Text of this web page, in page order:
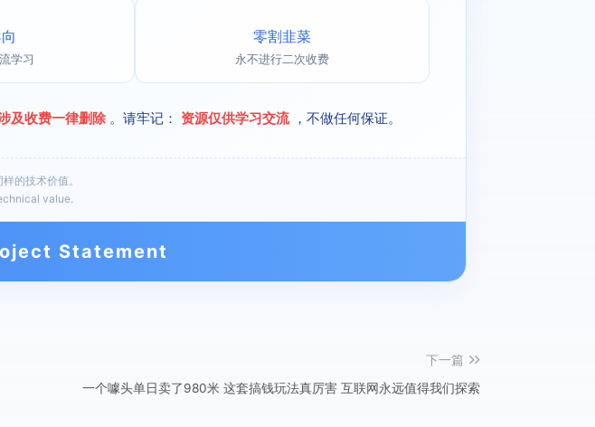
学习
零割韭菜
永不进行二次收费
及收费一律删除 。请牢记： 资源仅供学习交流 ，不做任何保证。
的技术价值。
value.
Statement
下一篇
一个噱头单日卖了980米 这套搞钱玩法真厉害 互联网永远值得我们探索